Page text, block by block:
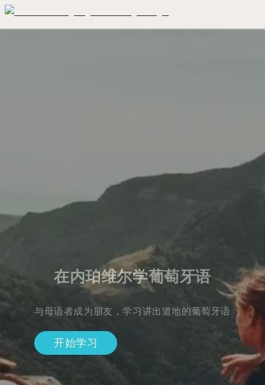
在内珀维尔学葡萄牙语
与母语者成为朋友，学习讲出道地的葡萄牙语
开始学习